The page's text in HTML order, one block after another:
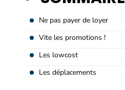
Ne pas payer de loyer
Vite les promotions !
Les lowcost
Les déplacements